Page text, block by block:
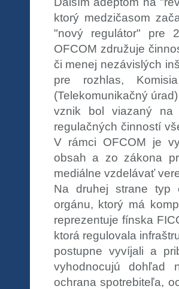
ktorý medzičasom
"nový regulátor" pre
OFCOM združuje
či menej nezávislých
pre rozhlas,
(Telekomunikačný
vznik bol viazaný na
regulačných činností
V rámci OFCOM je
obsah a zo zákona
mediálne vzdelávať
Na druhej strane typ
orgánu, ktorý má
reprezentuje fínska
ktorá regulovala
postupne vyvíjali a
vyhodnocujú dohľad
ochrana spotrebiteľa,